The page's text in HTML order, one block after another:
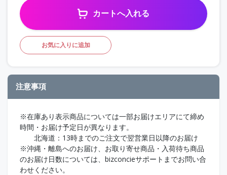
カートへ入れる
お気に入りに追加
注意事項
※在庫あり表示商品については一部お届けエリアにて締め
時間・お届け予定日が異なります。
北海道：13時までのご注文で翌営業日以降のお届け
※沖縄・離島へのお届け、お取り寄せ商品・入荷待ち商品
のお届け日数については、bizconcieサポートまでお問い合
わせください。